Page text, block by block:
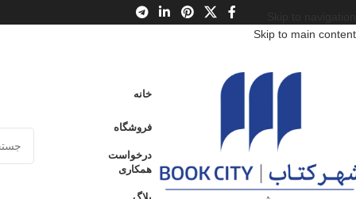
Skip to main content
خانه
فروشگاه
درخواست
همکاری